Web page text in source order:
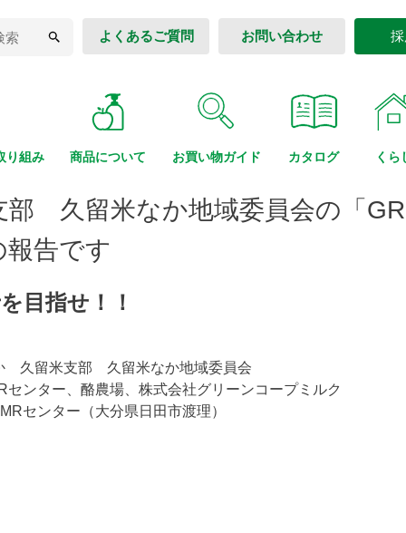
よくあるご質問 お問い合わせ
り組み 商品について お買い物ガイド カタログ くら
久留米なか地域委員会の「
告です
目指せ！！
久留米支部 久留米なか地域委員会
ンター、酪農場、株式会社グリーンコープミルク
センター（大分県日田市渡理）